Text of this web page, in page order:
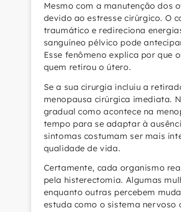
Mesmo com a manutenção dos
devido ao estresse cirúrgico. O
traumático e redireciona
sanguíneo pélvico pode
Esse fenômeno explica por que
quem retirou o útero.
Se a sua cirurgia incluiu a
menopausa cirúrgica imediata.
gradual como acontece na
tempo para se adaptar à
sintomas costumam ser mais
qualidade de vida.
Certamente, cada organismo
pela histerectomia. Algumas
enquanto outras percebem
estuda como o sistema nervoso